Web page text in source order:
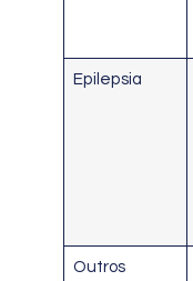
Epilepsia
Outros